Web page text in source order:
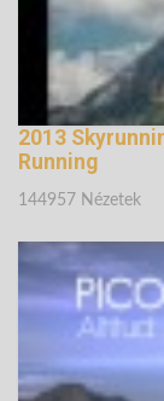
2013
Running
144957 Nézetek